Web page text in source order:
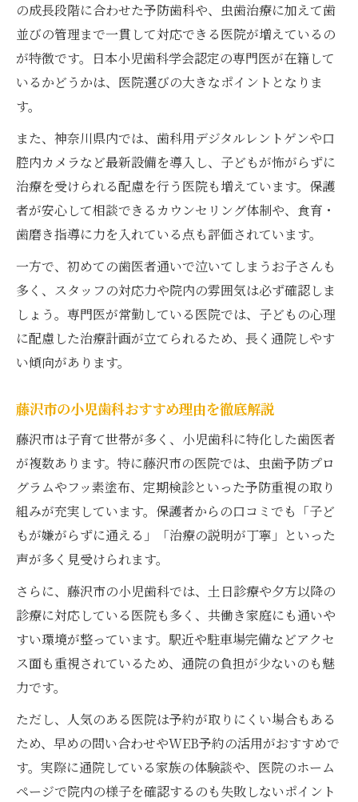
の成長段階に合わせた予防歯科や、虫歯治療に加えて歯
並びの管理まで一貫して対応できる医院が増えているの
が特徴です。日本小児歯科学会認定の専門医が在籍して
いるかどうかは、医院選びの大きなポイントとなりま
す。
また、神奈川県内では、歯科用デジタルレントゲンや口
腔内カメラなど最新設備を導入し、子どもが怖がらずに
治療を受けられる配慮を行う医院も増えています。保護
者が安心して相談できるカウンセリング体制や、食育・
歯磨き指導に力を入れている点も評価されています。
一方で、初めての歯医者通いで泣いてしまうお子さんも
多く、スタッフの対応力や院内の雰囲気は必ず確認しま
しょう。専門医が常勤している医院では、子どもの心理
に配慮した治療計画が立てられるため、長く通院しやす
い傾向があります。
藤沢市の小児歯科おすすめ理由を徹底解説
藤沢市は子育て世帯が多く、小児歯科に特化した歯医者
が複数あります。特に藤沢市の医院では、虫歯予防プロ
グラムやフッ素塗布、定期検診といった予防重視の取り
組みが充実しています。保護者からの口コミでも「子ど
もが嫌がらずに通える」「治療の説明が丁寧」といった
声が多く見受けられます。
さらに、藤沢市の小児歯科では、土日診療や夕方以降の
診療に対応している医院も多く、共働き家庭にも通いや
すい環境が整っています。駅近や駐車場完備などアクセ
ス面も重視されているため、通院の負担が少ないのも魅
力です。
ただし、人気のある医院は予約が取りにくい場合もある
ため、早めの問い合わせやWEB予約の活用がおすすめで
す。実際に通院している家族の体験談や、医院のホーム
ページで院内の様子を確認するのも失敗しないポイント